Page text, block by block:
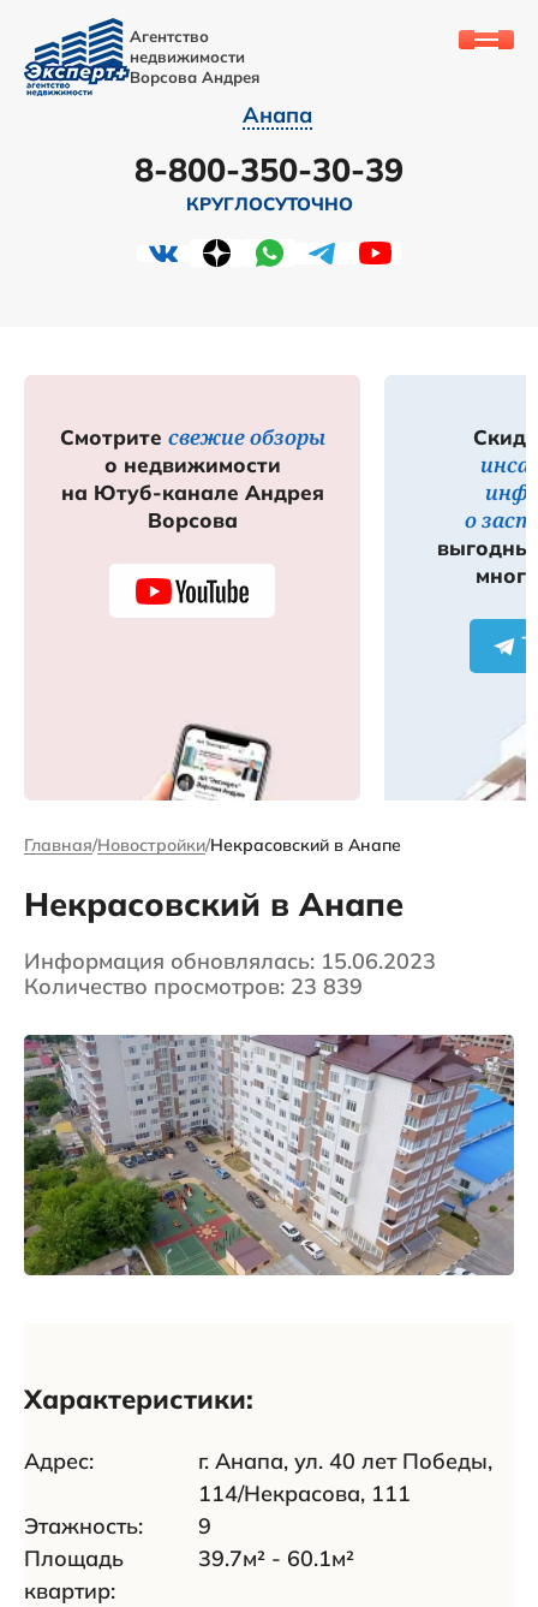
Агентство
недвижимости
Ворсова Андрея
Анапа
8-800-350-30-39
КРУГЛОСУТОЧНО
Смотрите свежие обзоры
о недвижимости
на Ютуб-канале Андрея
Ворсова
о
Главная Новостройки Некрасовский в Анапе
Некрасовский в Анапе
Информация обновлялась: 15.06.2023
Количество просмотров: 23 839
Характеристики:
Адрес:
г. Анапа, ул. 40 лет Победы,
114/Некрасова, 111
Этажность:
9
Площадь
квартир:
39.7м² - 60.1м²